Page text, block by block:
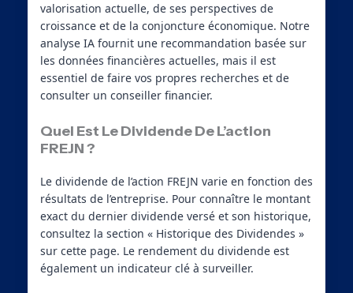
valorisation actuelle, de ses perspectives de
croissance et de la conjoncture économique. Notre
analyse IA fournit une recommandation basée sur
les données financières actuelles, mais il est
essentiel de faire vos propres recherches et de
consulter un conseiller financier.
Quel Est Le Dividende De L’action
FREJN ?
Le dividende de l’action FREJN varie en fonction des
résultats de l’entreprise. Pour connaître le montant
exact du dernier dividende versé et son historique,
consultez la section « Historique des Dividendes »
sur cette page. Le rendement du dividende est
également un indicateur clé à surveiller.